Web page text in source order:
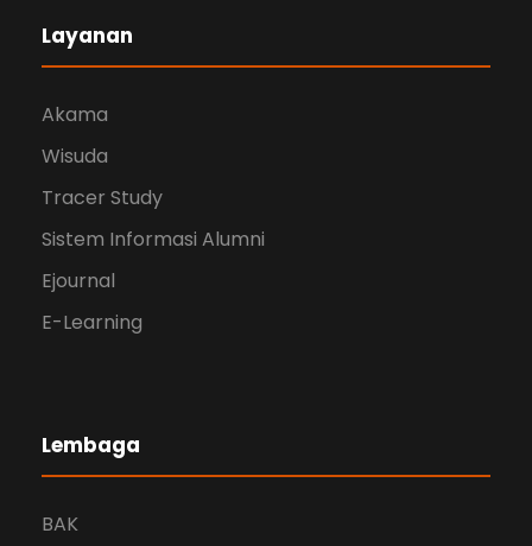
Layanan
Akama
Wisuda
Tracer Study
Sistem Informasi Alumni
Ejournal
E-Learning
Lembaga
BAK